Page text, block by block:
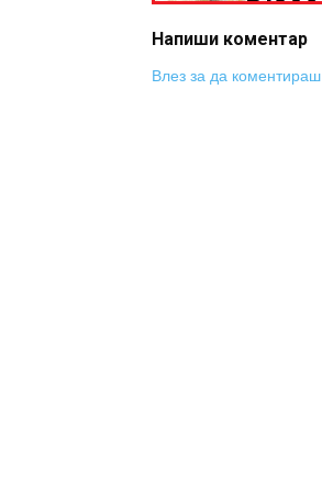
Напиши коментар
Влез за да коментираш